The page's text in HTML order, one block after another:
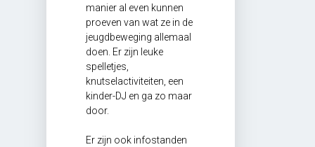
manier al even kunnen
proeven van wat ze in de
jeugdbeweging allemaal
doen. Er zijn leuke
spelletjes,
knutselactiviteiten, een
kinder-DJ en ga zo maar
door.
Er zijn ook infostanden